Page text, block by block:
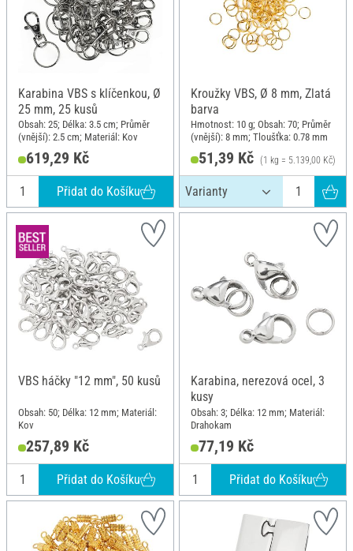
Karabina VBS s klíčenkou, Ø
25 mm, 25 kusů
Obsah: 25; Délka: 3.5 cm; Průměr
(vnější): 2.5 cm; Materiál: Kov
619,29 Kč
Přidat do Košíku
Kroužky VBS, Ø 8 mm, Zlatá
barva
Hmotnost: 10 g; Obsah: 70; Průměr
(vnější): 8 mm; Tloušťka: 0.78 mm
51,39 Kč (1 kg = 5.139,00 Kč)
VBS háčky "12 mm", 50 kusů
Obsah: 50; Délka: 12 mm; Materiál:
Kov
257,89 Kč
Přidat do Košíku
Karabina, nerezová ocel, 3
kusy
Obsah: 3; Délka: 12 mm; Materiál:
Drahokam
77,19 Kč
Přidat do Košíku